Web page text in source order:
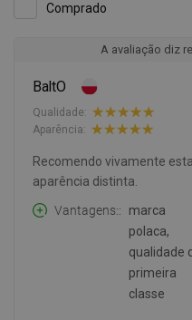
Comprado
A avaliação diz
BaltO
Qualidade:
Aparência:
Recomendo vivamente
aparência distinta.
Vantagens:
marca
polaca,
qualidade
primeira
classe